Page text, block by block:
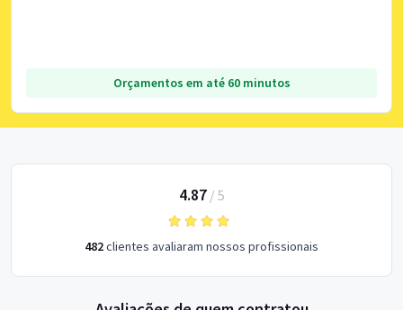
Orçamentos em até 60 minutos
4.87/ 5
482clientes avaliaram nossos profissionais